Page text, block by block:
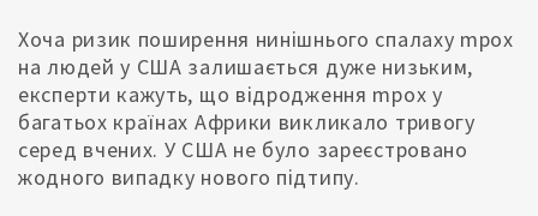
Хоча ризик поширення нинішнього спалаху mpox
на людей у США залишається дуже низьким,
експерти кажуть, що відродження mpox у
багатьох країнах Африки викликало тривогу
серед вчених. У США не було зареєстровано
жодного випадку нового підтипу.